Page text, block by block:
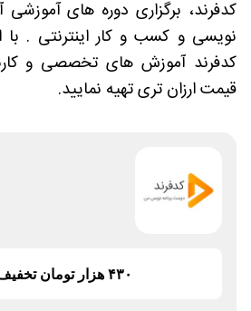
کدفرند، برگزاری دوره های آموزشی
نویسی و کسب و کار اینترنتی . با
کدفرند آموزش های تخصصی و
قیمت ارزان تری تهیه نمایید.
۴۳۰ هزار تومان تخفیف